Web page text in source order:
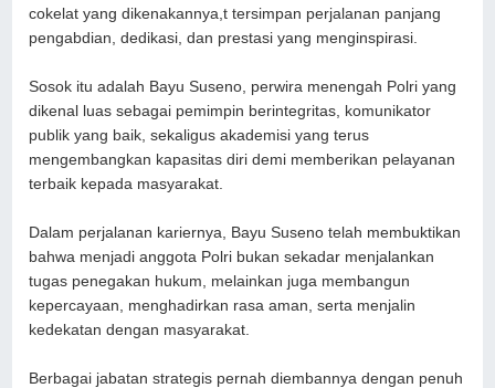
cokelat yang dikenakannya,t tersimpan perjalanan panjang
pengabdian, dedikasi, dan prestasi yang menginspirasi.
Sosok itu adalah Bayu Suseno, perwira menengah Polri yang
dikenal luas sebagai pemimpin berintegritas, komunikator
publik yang baik, sekaligus akademisi yang terus
mengembangkan kapasitas diri demi memberikan pelayanan
terbaik kepada masyarakat.
Dalam perjalanan kariernya, Bayu Suseno telah membuktikan
bahwa menjadi anggota Polri bukan sekadar menjalankan
tugas penegakan hukum, melainkan juga membangun
kepercayaan, menghadirkan rasa aman, serta menjalin
kedekatan dengan masyarakat.
Berbagai jabatan strategis pernah diembannya dengan penuh